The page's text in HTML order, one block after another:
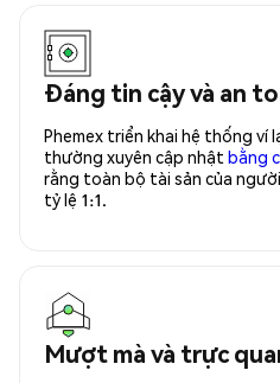
Đáng tin cậy và an
Phemex triển khai hệ thống ví
thường xuyên cập nhật bằng
rằng toàn bộ tài sản của
tỷ lệ 1:1.
Mượt mà và trực